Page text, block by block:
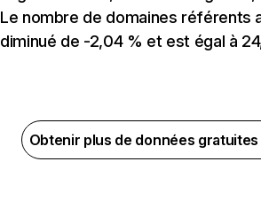
Le nombre de domaines référents
diminué de -2,04 % et est égal à
Obtenir plus de données